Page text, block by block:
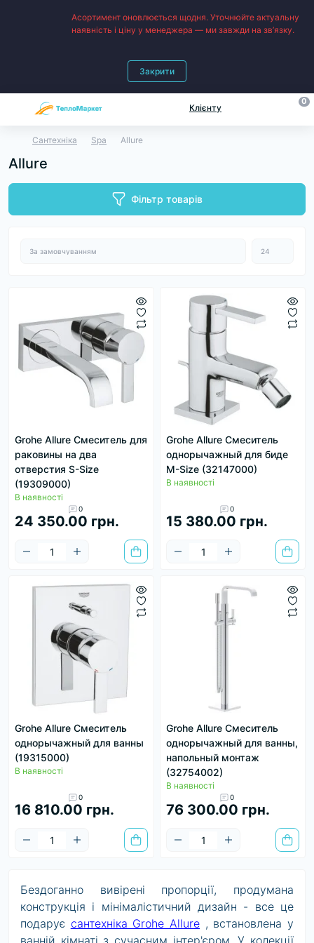
Асортимент оновлюється щодня. Уточнюйте актуальну
наявність і ціну у менеджера — ми завжди на зв’язку.
Закрити
Клієнту
0
Сантехніка Spa Allure
Allure
Фільтр товарів
Grohe Allure Смеситель для
раковины на два
отверстия S-Size
(19309000)
В наявності
0
24 350.00 грн.
Grohe Allure Смеситель
однорычажный для биде
M-Size (32147000)
В наявності
0
15 380.00 грн.
Grohe Allure Смеситель
однорычажный для ванны
(19315000)
В наявності
0
16 810.00 грн.
Grohe Allure Смеситель
однорычажный для ванны,
напольный монтаж
(32754002)
В наявності
0
76 300.00 грн.
Бездоганно вивірені пропорції, продумана
конструкція і мінімалістичний дизайн - все це
подарує сантехніка Grohe Allure , встановлена у
ванній кімнаті з сучасним інтер'єром. У колекції